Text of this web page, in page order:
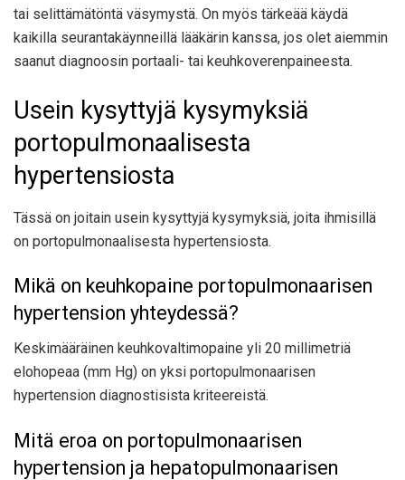
tai selittämätöntä väsymystä. On myös tärkeää käydä
kaikilla seurantakäynneillä lääkärin kanssa, jos olet aiemmin
saanut diagnoosin portaali- tai keuhkoverenpaineesta.
Usein kysyttyjä kysymyksiä
portopulmonaalisesta
hypertensiosta
Tässä on joitain usein kysyttyjä kysymyksiä, joita ihmisillä
on portopulmonaalisesta hypertensiosta.
Mikä on keuhkopaine portopulmonaarisen
hypertension yhteydessä?
Keskimääräinen keuhkovaltimopaine yli 20 millimetriä
elohopeaa (mm Hg) on ​​yksi portopulmonaarisen
hypertension diagnostisista kriteereistä.
Mitä eroa on portopulmonaarisen
hypertension ja hepatopulmonaarisen